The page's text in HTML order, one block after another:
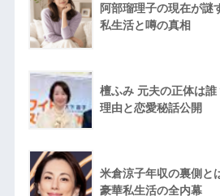
阿部瑠理子の現在が謎
私生活と噂の真相
檀ふみ 元夫の正体は
理由と恋愛秘話公開
米倉涼子年収の裏側と
豪華私生活の全内幕